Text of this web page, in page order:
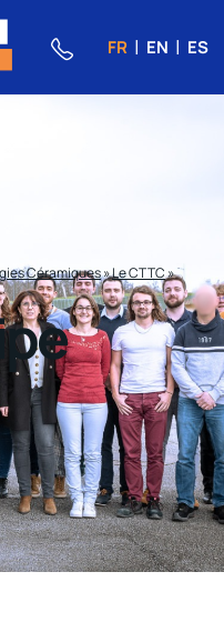
FR EN ES
Céramiques»Le CTTC»